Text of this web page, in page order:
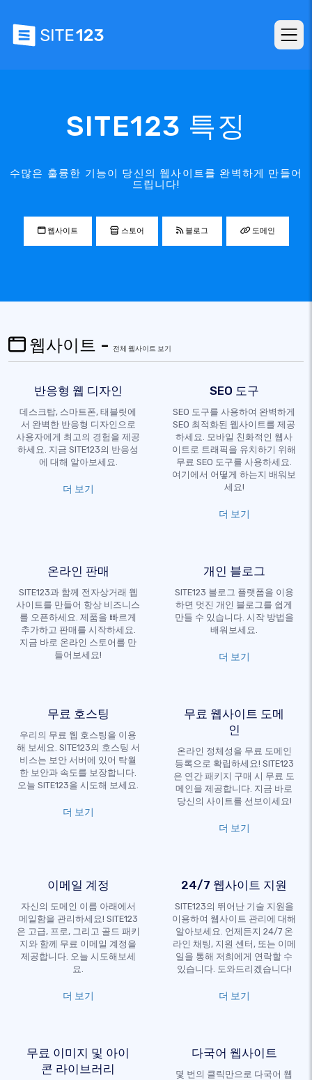
SITE123 특징
수많은 훌륭한 기능이 당신의 웹사이트를 완벽하게 만들어
드립니다!
웹사이트 스토어 블로그 도메인
웹사이트 - 전체 웹사이트 보기
반응형 웹 디자인
데스크탑, 스마트폰, 태블릿에
서 완벽한 반응형 디자인으로
사용자에게 최고의 경험을 제공
하세요. 지금 SITE123의 반응성
에 대해 알아보세요.
더 보기
SEO 도구
SEO 도구를 사용하여 완벽하게
SEO 최적화된 웹사이트를 제공
하세요. 모바일 친화적인 웹사
이트로 트래픽을 유치하기 위해
무료 SEO 도구를 사용하세요.
여기에서 어떻게 하는지 배워보
세요!
더 보기
온라인 판매
SITE123과 함께 전자상거래 웹
사이트를 만들어 항상 비즈니스
를 오픈하세요. 제품을 빠르게
추가하고 판매를 시작하세요.
지금 바로 온라인 스토어를 만
들어보세요!
개인 블로그
SITE123 블로그 플랫폼을 이용
하면 멋진 개인 블로그를 쉽게
만들 수 있습니다. 시작 방법을
배워보세요.
더 보기
무료 호스팅
우리의 무료 웹 호스팅을 이용
해 보세요. SITE123의 호스팅 서
비스는 보안 서버에 있어 탁월
한 보안과 속도를 보장합니다.
오늘 SITE123을 시도해 보세요.
더 보기
무료 웹사이트 도메
인
온라인 정체성을 무료 도메인
등록으로 확립하세요! SITE123
은 연간 패키지 구매 시 무료 도
메인을 제공합니다. 지금 바로
당신의 사이트를 선보이세요!
더 보기
이메일 계정
자신의 도메인 이름 아래에서
메일함을 관리하세요! SITE123
은 고급, 프로, 그리고 골드 패키
지와 함께 무료 이메일 계정을
제공합니다. 오늘 시도해보세
요.
더 보기
24/7 웹사이트 지원
SITE123의 뛰어난 기술 지원을
이용하여 웹사이트 관리에 대해
알아보세요. 언제든지 24/7 온
라인 채팅, 지원 센터, 또는 이메
일을 통해 저희에게 연락할 수
있습니다. 도와드리겠습니다!
더 보기
무료 이미지 및 아이
콘 라이브러리
다국어 웹사이트
몇 번의 클릭만으로 다국어 웹